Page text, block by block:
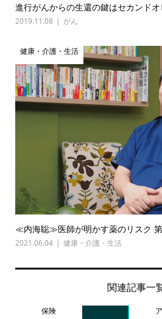
進行がんからの生還の鍵はセカンド
2019.11.08 がん
健康・介護・生活
≪内海聡≫医師が明かす薬のリスク
2021.06.04 健康・介護・生活
関連記事一
保険